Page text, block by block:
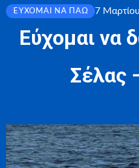
ΕΎΧΟΜΑΙ ΝΑ ΠΆΩ 7
Εύχομαι να
Σέλας